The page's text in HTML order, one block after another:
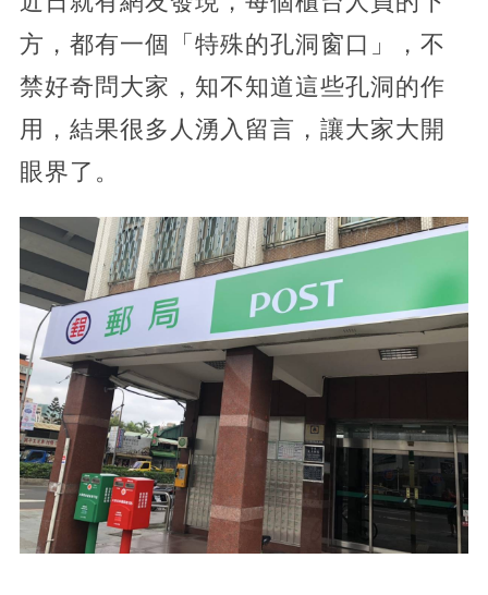
方，都有一個「特殊的孔洞窗口」，不
禁好奇問大家，知不知道這些孔洞的作
用，結果很多人湧入留言，讓大家大開
眼界了。